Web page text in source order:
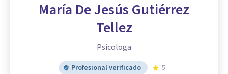
María De Jesús Gutiérrez
Tellez
Psicologa
Profesional verificado
5